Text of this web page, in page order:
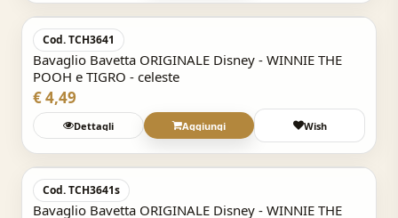
Cod. TCH3641
Bavaglio Bavetta ORIGINALE Disney - WINNIE THE
POOH e TIGRO - celeste
€ 4,49
Dettagli Aggiungi Wish
Acquisto Veloce
Cod. TCH3641s
Bavaglio Bavetta ORIGINALE Disney - WINNIE THE